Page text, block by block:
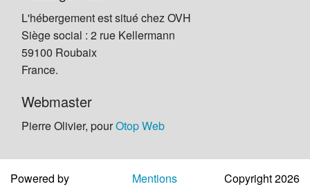
L'hébergement est situé chez OVH
Siège social : 2 rue Kellermann
59100 Roubaix
France.
Webmaster
Pierre Olivier, pourOtop Web
Powered by
Mentions
Copyright 2026